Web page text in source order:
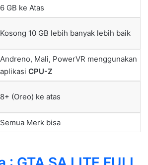
6 GB ke Atas
Kosong 10 GB lebih banyak lebih baik
Andreno, Mali, PowerVR menggunakan
aplikasi CPU-Z
8+ (Oreo) ke atas
Semua Merk bisa